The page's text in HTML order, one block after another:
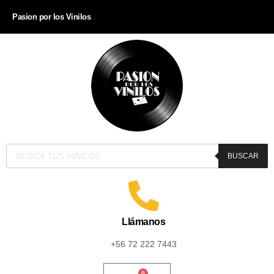
Pasion por los Vinilos
BUSCAR
Llámanos
+56 72 222 7443